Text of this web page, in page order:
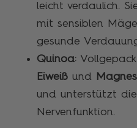
leicht verdaulich.
mit sensiblen
gesunde
Quinoa:
Eiweiß und
und unterstützt
Nervenfunktion.